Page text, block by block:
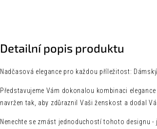
Detailní popis produktu
Nadčasová elegance pro každou příležitost:
Představujeme Vám dokonalou kombinaci
navržen tak, aby zdůraznil Vaši ženskost a dodal
Nenechte se zmást jednoduchostí tohoto designu